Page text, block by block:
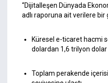
“Dijitalleşen Dünyada
adlı raporuna ait verilere bir
Küresel e-ticaret hacmi
dolardan 1,6 trilyon dolar
Toplam perakende